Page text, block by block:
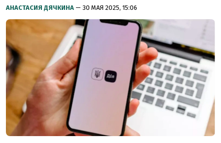
АНАСТАСИЯ ДЯЧКИНА — 30 МАЯ 2025, 15:06